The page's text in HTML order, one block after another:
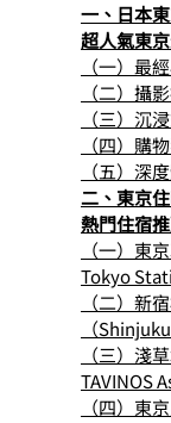
一、日本
超人氣東
（一）最
（二）攝
（三）沉
（四）購
（五）深
二、東京
熱門住宿
（一）東
Tokyo
（二）新
（
（三）淺
TAVINOS
（四）東